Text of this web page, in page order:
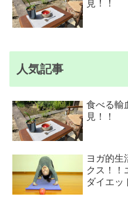
見！！
人気記事
食べる輸
見！！
ヨガ的生
クス！！
ダイエッ